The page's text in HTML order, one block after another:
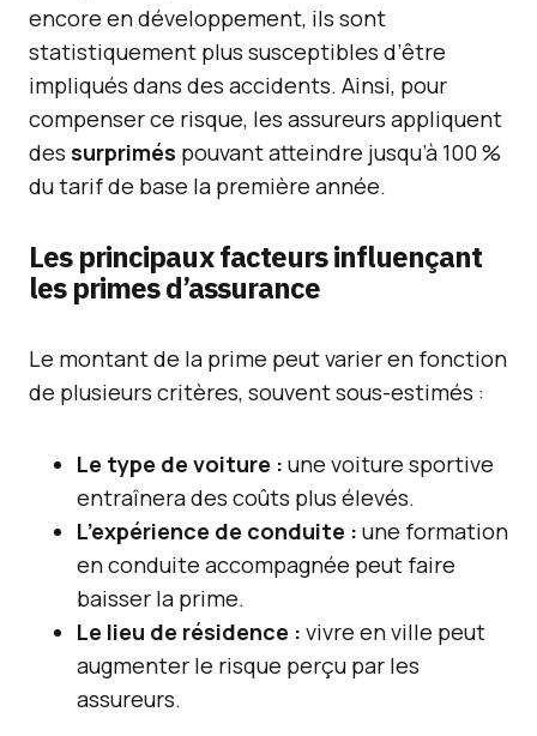
encore en développement, ils sont
statistiquement plus susceptibles d’être
impliqués dans des accidents. Ainsi, pour
compenser ce risque, les assureurs appliquent
des surprimés pouvant atteindre jusqu’à 100 %
du tarif de base la première année.
Les principaux facteurs influençant
les primes d’assurance
Le montant de la prime peut varier en fonction
de plusieurs critères, souvent sous-estimés :
Le type de voiture : une voiture sportive
entraînera des coûts plus élevés.
L’expérience de conduite : une formation
en conduite accompagnée peut faire
baisser la prime.
Le lieu de résidence : vivre en ville peut
augmenter le risque perçu par les
assureurs.